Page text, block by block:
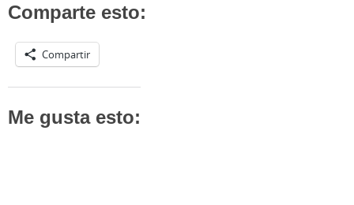
Comparte esto:
Compartir
Me gusta esto: